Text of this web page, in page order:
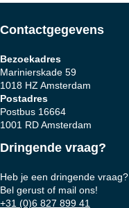
Contactgegevens
Bezoekadres
Marinierskade 59
1018 HZ Amsterdam
Postadres
Postbus 16664
1001 RD Amsterdam
Dringende vraag?
Heb je een dringende vraag?
Bel gerust of mail ons!
+31 (0)6 827 899 41